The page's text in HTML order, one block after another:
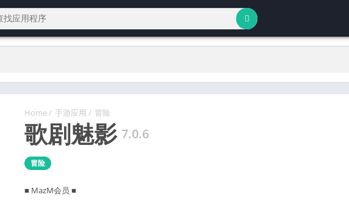
Home/ 手游应用 / 冒险
歌剧魅影 7.0.6
冒险
■ MazM会员 ■